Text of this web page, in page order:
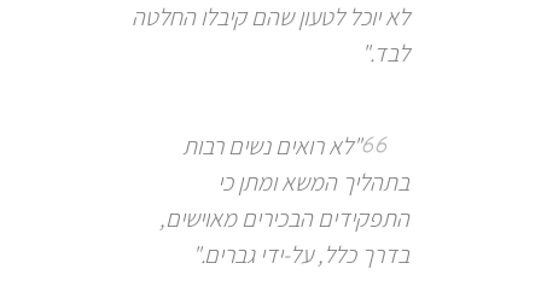
לא יוכל לטעון שהם קיבלו החלטה
לבד."
"לא רואים נשים רבות
בתהליך המשא ומתן כי
התפקידים הבכירים מאוישים,
בדרך כלל, על-ידי גברים."